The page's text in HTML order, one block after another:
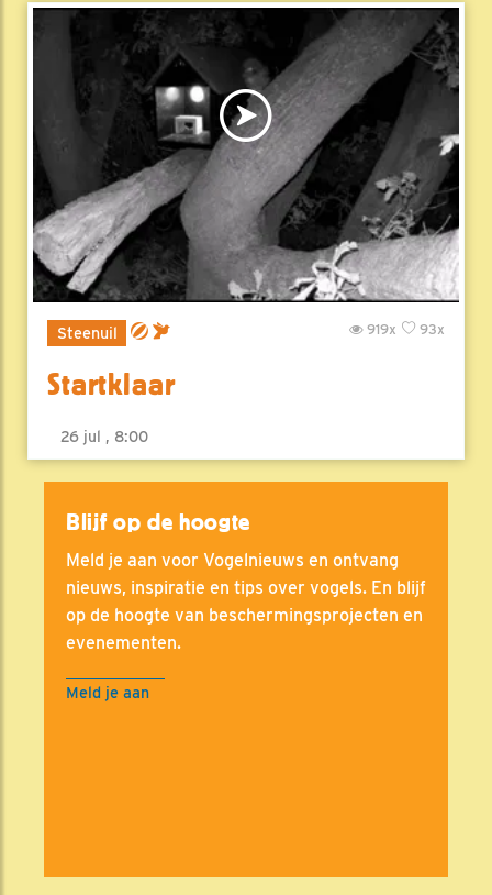
Steenuil 93x
919x
Startklaar
26 jul , 8:00
Blijf op de hoogte
Meld je aan voor Vogelnieuws en ontvang
nieuws, inspiratie en tips over vogels. En blijf
op de hoogte van beschermingsprojecten en
evenementen.
Meld je aan